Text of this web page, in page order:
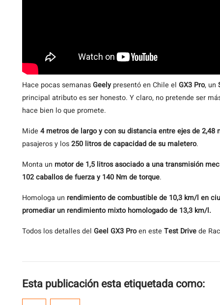
Hace pocas semanasGeelypresentó en Chile el GX3 Pro, un
principal atributo es ser honesto. Y claro, no pretende ser
hace bien lo que promete.
Mide 4 metros de largo y con su distancia entre ejes de 2,48
pasajeros y los250 litros de capacidad de su maletero.
Monta un motor de 1,5 litros asociado a una transmisión
102 caballos de fuerza y 140 Nm de torque.
Homologa un rendimiento de combustible de 10,3 km/l en
promediar un rendimiento mixto homologado de 13,3 km/l.
Todos los detalles del Geel GX3 Proen este Test Drivede
Esta publicación esta etiquetada como: